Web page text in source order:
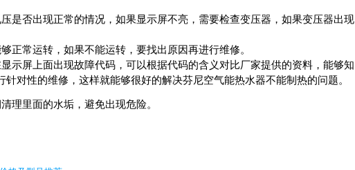
是否出现正常的情况，如果显示屏不亮，需要检查变压器，如果变压器出现
正常运转，如果不能运转，要找出原因再进行维修。
示屏上面出现故障代码，可以根据代码的含义对比厂家提供的资料，能够知
针对性的维修，这样就能够很好的解决芬尼空气能热水器不能制热的问题。
理里面的水垢，避免出现危险。